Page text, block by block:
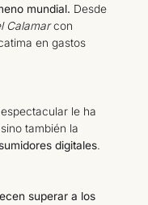
mundial. Desde
Calamarcon
en gastos
le ha
también la
digitales.
superar a los